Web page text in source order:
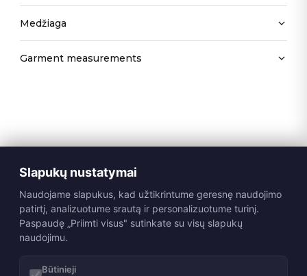
Medžiaga
Garment measurements
Slapukų nustatymai
Naudojame slapukus, kad užtikrintume geresnę naudojimo
patirtį, analizuotume srautą ir personalizuotume turinį.
Paspaudę „Priimti visus" sutinkate su visų slapukų
naudojimu.
Būtinieji